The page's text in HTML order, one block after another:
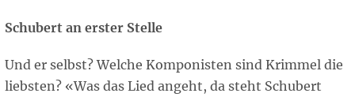
Schubert an erster Stelle
Und er selbst? Welche Komponisten sind Krimmel die
liebsten? «Was das Lied angeht, da steht Schubert